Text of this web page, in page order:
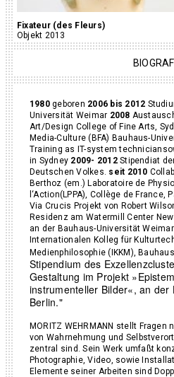
Fixateur (des Fleurs)
Objekt 2013
1980geboren 2006 bis 2012
Universität Weimar 2008
Art/Design College of Fine Arts,
Media-Culture (BFA) Bauhaus-
Training as IT-system
in Sydney 2009- 2012Stipendiat
Deutschen Volkes. seit 2010
Berthoz (em.) Laboratoire de
l‘Action(LPPA), Collège de France,
Via Crucis Projekt von Robert
Residenz am Watermill Center New
an der Bauhaus-Universität Weimar
Internationalen Kolleg für
Medienphilosophie (IKKM),
Stipendium des
Gestaltung im Projekt
instrumenteller Bilder«, an der
Berlin."
MORITZ WEHRMANN stellt Fragen
von Wahrnehmung und
zentral sind. Sein Werk umfaßt
Photographie, Video, sowie
Elemente seiner Arbeiten sind